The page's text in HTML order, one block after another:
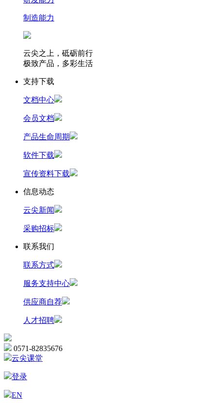
制造能力
云尖之上，砥砺前行
极致产品，多彩生活
支持下载
文档中心
会员文档
产品生命周期
软件下载
宣传资料下载
信息动态
云尖新闻
采购招标
联系我们
联系方式
服务支持中心
供应商自荐
人才招聘
0571-82835676
云尖课堂
登录
EN